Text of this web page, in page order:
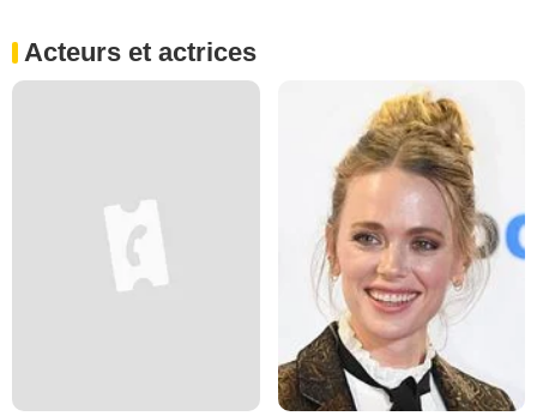
Acteurs et actrices